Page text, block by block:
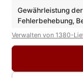
Gewährleistung
Fehlerbehebung,
Entscheidungen
Verwalten von 1380-